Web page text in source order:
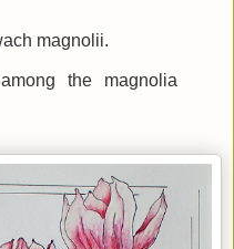
magnolii.
the magnolia